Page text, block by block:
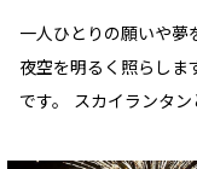
一人ひとりの願いや夢
夜空を明るく照らしま
です。 スカイランタ